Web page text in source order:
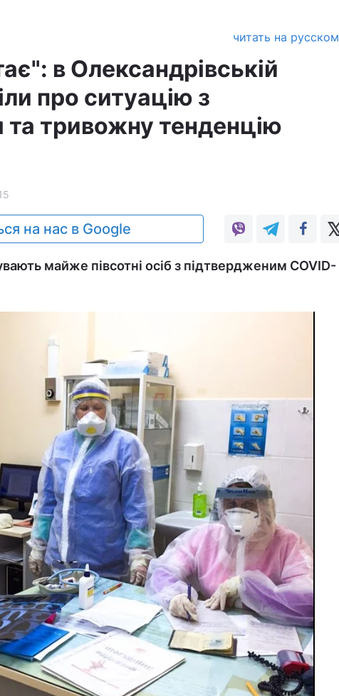
читать на русском
в Олександрівській
про ситуацію з
та тривожну тенденцію
на нас в Google
майже півсотні осіб з підтвердженим COVID-